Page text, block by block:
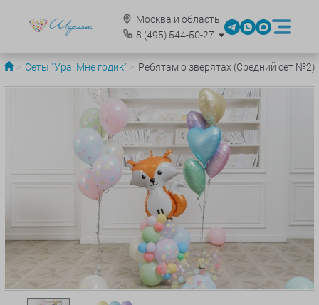
Москва и область
8 (495)544-50-27
Сеты "Ура! Мне годик" Ребятам о зверятах (Средний сет №2)